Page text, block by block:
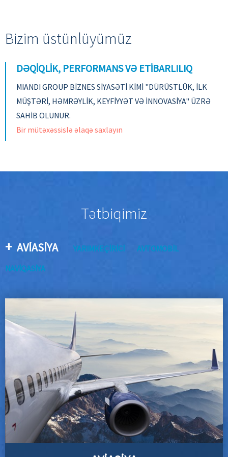
Bizim üstünlüyümüz
DƏQIQLIK, PERFORMANS VƏ ETIBARLILIQ
MIANDI GROUP BİZNES SİYASƏTİ KİMİ "DÜRÜSTLÜK, İLK
MÜŞTƏRİ, HƏMRƏYLİK, KEYFİYYƏT VƏ İNNOVASİYA" ÜZRƏ
SAHİB OLUNUR.
Bir mütəxəssislə əlaqə saxlayın
Tətbiqimiz
AVİASİYA YARIMKEÇİRİCİ
AVTOMOBİL
NAVİQASIYA